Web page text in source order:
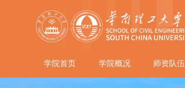
学院首页 学院概况 师资队伍